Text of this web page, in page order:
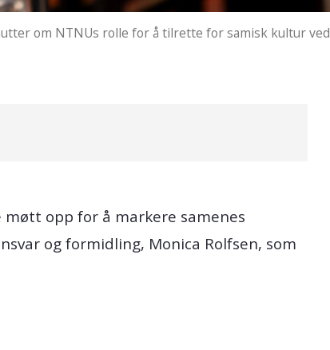
om NTNUs rolle for å tilrette for samisk kultur ved
opp for å markere samenes
og formidling, Monica Rolfsen, som